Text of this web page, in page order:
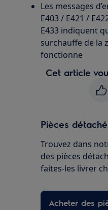
Les messages
E403 / E421 /
E433 indiquent
surchauffe de la
fonctionne
Cet article
Pièces
Trouvez dans
des pièces
faites-les livrer
Acheter des